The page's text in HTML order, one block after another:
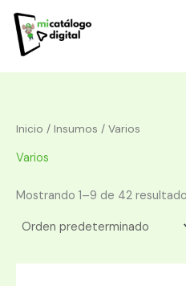
contenido
Inicio / Insumos / Varios
Varios
Mostrando 1–9 de 42